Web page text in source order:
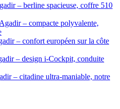
– berline spacieuse, coffre 510
– compacte polyvalente,
– confort européen sur la côte
– design i-Cockpit, conduite
– citadine ultra-maniable, notre